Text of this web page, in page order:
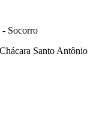
- Socorro
Santo Antônio